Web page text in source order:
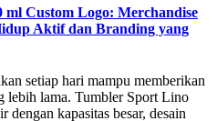
Custom Logo: Merchandise
Aktif dan Branding yang
setiap hari mampu memberikan
lebih lama. Tumbler Sport Lino
dengan kapasitas besar, desain